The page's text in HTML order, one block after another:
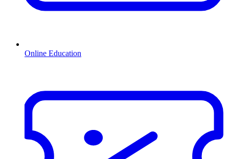
Online Education